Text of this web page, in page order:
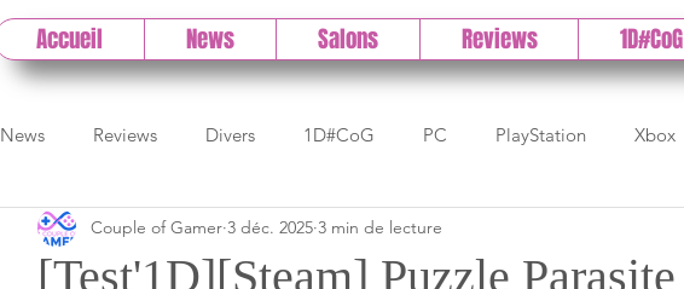
Accueil News Salons Reviews 1D#CoG
News Reviews Divers 1D#CoG PC PlayStation Xbox
Previews Cloud Test indé DLC
[Test'1D][Steam] Puzzle Parasite
Couple of Gamer 3 déc. 2025 3 min de lecture